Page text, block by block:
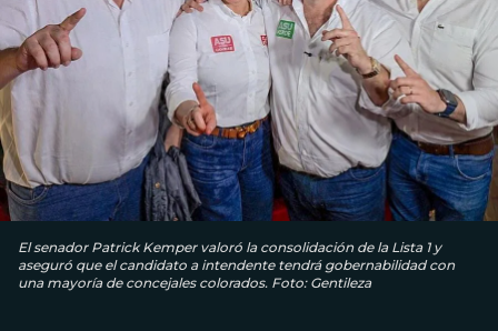
El senador Patrick Kemper valoró la consolidación de la Lista 1 y
aseguró que el candidato a intendente tendrá gobernabilidad con
una mayoría de concejales colorados. Foto: Gentileza